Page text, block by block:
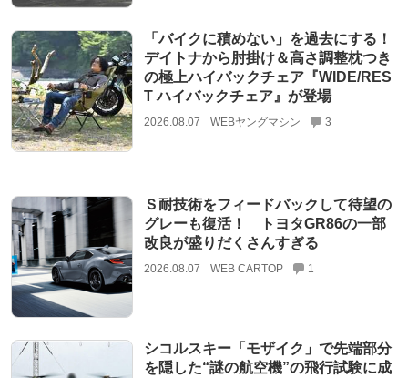
「バイクに積めない」を過去にする！
デイトナから肘掛け＆高さ調整枕つき
の極上ハイバックチェア『WIDE/RES
T ハイバックチェア』が登場
2026.08.07 WEBヤングマシン 3
Ｓ耐技術をフィードバックして待望の
グレーも復活！ トヨタGR86の一部
改良が盛りだくさんすぎる
2026.08.07 WEB CARTOP 1
シコルスキー「モザイク」で先端部分
を隠した“謎の航空機”の飛行試験に成